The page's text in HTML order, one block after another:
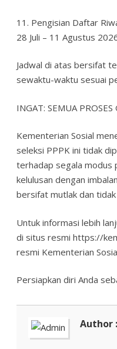
11. Pengisian Daftar
28 Juli – 11 Agustus
Jadwal di atas bersifat
sewaktu-waktu sesuai
INGAT: SEMUA PROSES
Kementerian Sosial
seleksi PPPK ini tidak
terhadap segala modus
kelulusan dengan
bersifat mutlak dan
Untuk informasi lebih
di situs resmi https://
resmi Kementerian
Persiapkan diri Anda
Author